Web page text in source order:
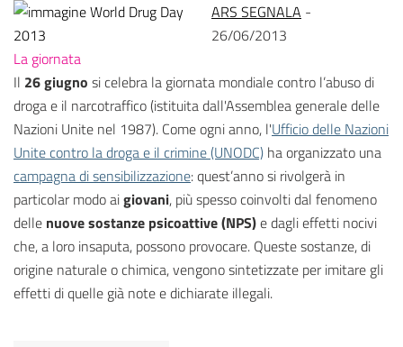
ARS SEGNALA -
26/06/2013
La giornata
Il 26 giugno si celebra la giornata mondiale contro l’abuso di
droga e il narcotraffico (istituita dall'Assemblea generale delle
Nazioni Unite nel 1987). Come ogni anno, l'Ufficio delle Nazioni
Unite contro la droga e il crimine (UNODC) ha organizzato una
campagna di sensibilizzazione: quest’anno si rivolgerà in
particolar modo aigiovani, più spesso coinvolti dal fenomeno
delle nuove sostanze psicoattive (NPS)e dagli effetti nocivi
che, a loro insaputa, possono provocare. Queste sostanze, di
origine naturale o chimica, vengono sintetizzate per imitare gli
effetti di quelle già note e dichiarate illegali.